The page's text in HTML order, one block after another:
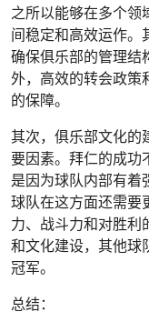
之所以能够在多个领
间稳定和高效运作。
确保俱乐部的管理结
外，高效的转会政策
的保障。
其次，俱乐部文化的
要因素。拜仁的成功
是因为球队内部有着
球队在这方面还需要
力、战斗力和对胜利
和文化建设，其他球
冠军。
总结：